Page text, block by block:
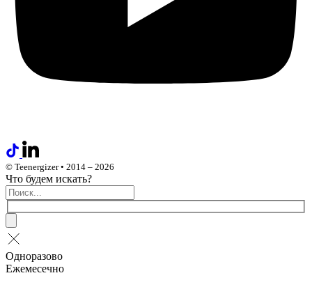
© Teenergizer • 2014 – 2026
Что будем искать?
Одноразово
Ежемесечно